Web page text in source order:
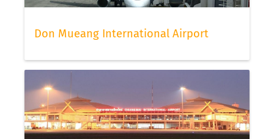
Don Mueang International Airport